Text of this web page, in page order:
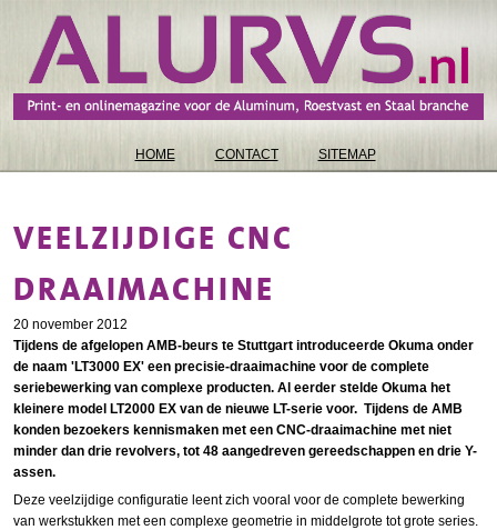
HOME CONTACT SITEMAP
VEELZIJDIGE CNC
DRAAIMACHINE
20 november 2012
Tijdens de afgelopen AMB-beurs te Stuttgart introduceerde Okuma onder
de naam 'LT3000 EX' een precisie-draaimachine voor de complete
seriebewerking van complexe producten. Al eerder stelde Okuma het
kleinere model LT2000 EX van de nieuwe LT-serie voor. Tijdens de AMB
konden bezoekers kennismaken met een CNC-draaimachine met niet
minder dan drie revolvers, tot 48 aangedreven gereedschappen en drie Y-
assen.
Deze veelzijdige configuratie leent zich vooral voor de complete bewerking
van werkstukken met een complexe geometrie in middelgrote tot grote series.